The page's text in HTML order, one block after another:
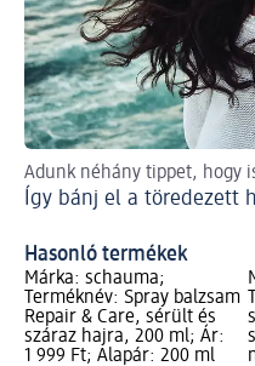
Adunk néhány tippet, hogy
Így bánj el a töredezett
Hasonló termékek
Márka: schauma;
Terméknév: Spray balzsam
Repair & Care, sérült és
száraz hajra, 200 ml; Ár:
1 999 Ft; Alapár: 200 ml